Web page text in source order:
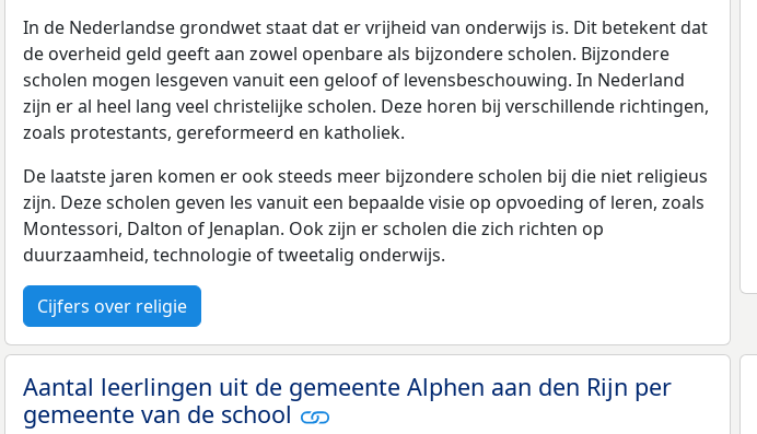
In de Nederlandse grondwet staat dat er vrijheid van onderwijs is. Dit betekent dat
de overheid geld geeft aan zowel openbare als bijzondere scholen. Bijzondere
scholen mogen lesgeven vanuit een geloof of levensbeschouwing. In Nederland
zijn er al heel lang veel christelijke scholen. Deze horen bij verschillende richtingen,
zoals protestants, gereformeerd en katholiek.
De laatste jaren komen er ook steeds meer bijzondere scholen bij die niet religieus
zijn. Deze scholen geven les vanuit een bepaalde visie op opvoeding of leren, zoals
Montessori, Dalton of Jenaplan. Ook zijn er scholen die zich richten op
duurzaamheid, technologie of tweetalig onderwijs.
Cijfers over religie
Aantal leerlingen uit de gemeente Alphen aan den Rijn per
gemeente van de school